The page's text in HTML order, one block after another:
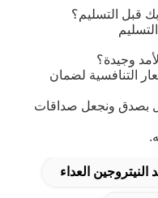
التنافسية لضمان
بصدق ونجعل صداقات
العداء